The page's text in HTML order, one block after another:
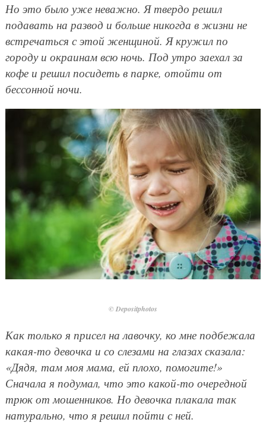
Но это было уже неважно. Я твердо решил
подавать на развод и больше никогда в жизни не
встречаться с этой женщиной. Я кружил по
городу и окраинам всю ночь. Под утро заехал за
кофе и решил посидеть в парке, отойти от
бессонной ночи.
© Depositphotos
Как только я присел на лавочку, ко мне подбежала
какая-то девочка и со слезами на глазах сказала:
«Дядя, там моя мама, ей плохо, помогите!»
Сначала я подумал, что это какой-то очередной
трюк от мошенников. Но девочка плакала так
натурально, что я решил пойти с ней.